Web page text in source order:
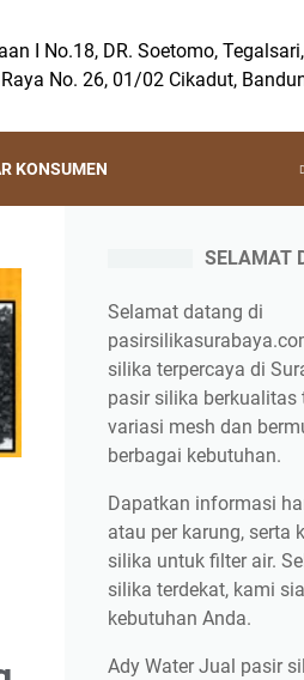
I No.18, DR. Soetomo,
No. 26, 01/02 Cikadut,
KONSUMEN
SELAMAT
Selamat datang di
silika terpercaya di
pasir silika berkualitas
variasi mesh dan
berbagai kebutuhan.
Dapatkan informasi
atau per karung, serta
silika untuk filter air.
silika terdekat, kami
kebutuhan Anda.
Ady Water Jual pasir